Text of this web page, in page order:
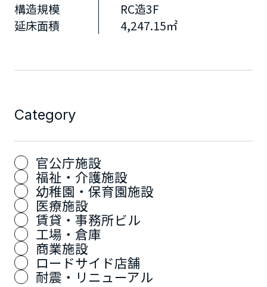
構造規模
RC造3F
延床面積
4,247.15㎡
Category
官公庁施設
福祉・介護施設
幼稚園・保育園施設
医療施設
賃貸・事務所ビル
工場・倉庫
商業施設
ロードサイド店舗
耐震・リニューアル